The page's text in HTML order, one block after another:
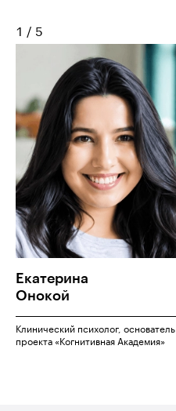
1 / 5
Екатерина
Онокой
Клинический психолог, основатель
проекта «Когнитивная Академия»